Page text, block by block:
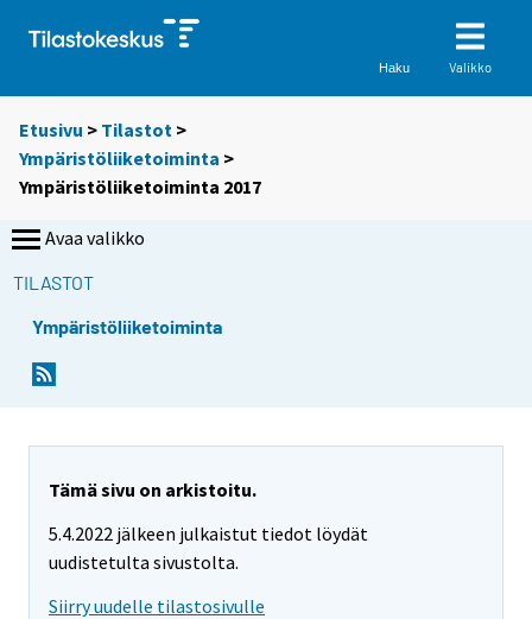
Haku Valikko
Etusivu > Tilastot >
Ympäristöliiketoiminta >
Ympäristöliiketoiminta 2017
Avaa valikko
TILASTOT
Ympäristöliiketoiminta
Tämä sivu on arkistoitu.
5.4.2022 jälkeen julkaistut tiedot löydät
uudistetulta sivustolta.
Siirry uudelle tilastosivulle